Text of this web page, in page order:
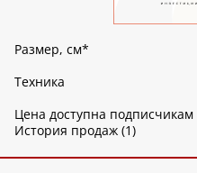
Размер, см*
Техника
Цена доступна подписчикам
История продаж (1)